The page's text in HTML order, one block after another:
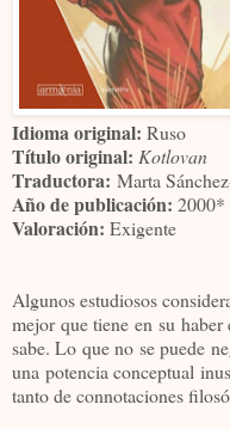
Idioma original: Ruso
Título original: Kotlovan
Traductora: Marta
Año de publicación: 2000*
Valoración: Exigente
Algunos estudiosos
mejor que tiene en su
sabe. Lo que no se puede
una potencia conceptual
tanto de connotaciones